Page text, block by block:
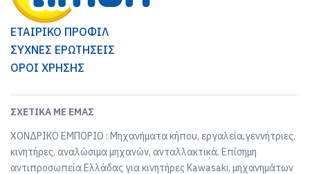
ΕΤΑΙΡΙΚΟ ΠΡΟΦΙΛ
ΣΥΧΝΕΣ ΕΡΩΤΗΣΕΙΣ
ΟΡΟΙ ΧΡΗΣΗΣ
ΣΧΕΤΙΚΆ ΜΕ ΕΜΆΣ
ΧΟΝΔΡΙΚΟ ΕΜΠΟΡΙΟ : Μηχανήματα κήπου, εργαλεία,γεννήτριες,
κινητήρες, αναλώσιμα μηχανών, ανταλλακτικά. Επίσημη
αντιπροσωπεία Ελλάδας για κινητήρες Kawasaki, μηχανημάτων